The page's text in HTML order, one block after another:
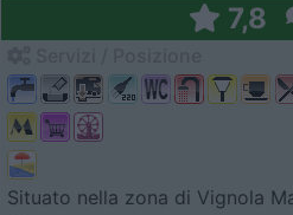
7,8
Situato nella zona di Vignola